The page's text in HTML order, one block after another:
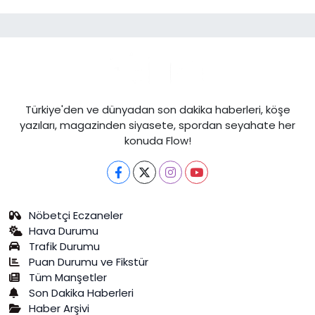
Türkiye'den ve dünyadan son dakika haberleri, köşe
yazıları, magazinden siyasete, spordan seyahate her
konuda Flow!
Nöbetçi Eczaneler
Hava Durumu
Trafik Durumu
Puan Durumu ve Fikstür
Tüm Manşetler
Son Dakika Haberleri
Haber Arşivi